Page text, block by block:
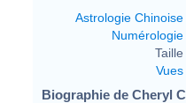
Astrologie Chinoise
Numérologie
Taille
Vues
Biographie de Cheryl